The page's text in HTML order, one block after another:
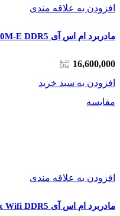
افزودن به علاقه مندی
مادربرد ام اس آی MSI Pro H610M-E DDR5
16,600,000
افزودن به سبد خرید
مقایسه
افزودن به علاقه مندی
مادربرد ام اس آی MSI MAG Z790 Tomahawk Max Wifi DDR5